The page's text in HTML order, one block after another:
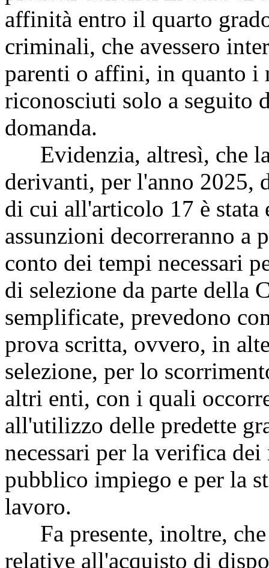
affinità entro il quarto
criminali, che avessero
parenti o affini, in quanto i
riconosciuti solo a seguito
domanda.
Evidenzia, altresì, che
derivanti, per l'anno 2025,
di cui all'articolo 17 è stata
assunzioni decorreranno a
conto dei tempi necessari
di selezione da parte della
semplificate, prevedono
prova scritta, ovvero, in
selezione, per lo
altri enti, con i quali
all'utilizzo delle predette
necessari per la verifica
pubblico impiego e per la
lavoro.
Fa presente, inoltre,
relative all'acquisto di